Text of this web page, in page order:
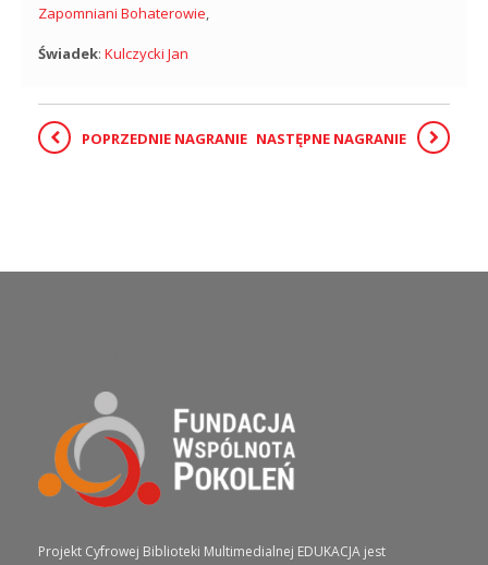
Zapomniani Bohaterowie,
Świadek: Kulczycki Jan
POPRZEDNIE NAGRANIE NASTĘPNE NAGRANIE
Projekt Cyfrowej Biblioteki Multimedialnej EDUKACJA jest